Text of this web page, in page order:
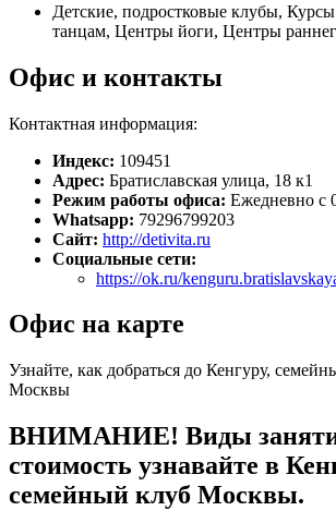
Детские, подростковые клубы,
танцам, Центры йоги, Центры
Офис и контакты
Контактная информация:
Индекс: 109451
Адрес: Братиславская улица, 18 к1
Режим работы офиса: Ежедневно с
Whatsapp: 79296799203
Сайт: http://detivita.ru
Социальные сети:
https://ok.ru/
Офис на карте
Узнайте, как добраться до Кенгуру,
Москвы
ВНИМАНИЕ! Виды
стоимость узнавайте в
семейный клуб Москвы.